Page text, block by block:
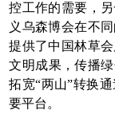
控工作的需要，
义乌森博会在不
提供了中国林草
文明成果，传播
拓宽“两山”转换
要平台。